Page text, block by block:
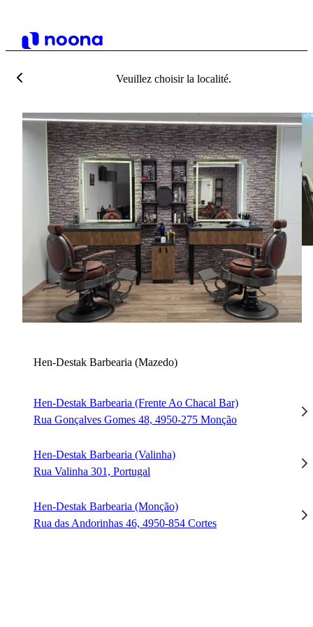
Veuillez choisir la localité.
H
Hen-Destak Barbearia (Mazedo)
Hen-Destak Barbearia (Frente Ao Chacal Bar)
Rua Gonçalves Gomes 48, 4950-275 Monção
Hen-Destak Barbearia (Valinha)
Rua Valinha 301, Portugal
Hen-Destak Barbearia (Monção)
Rua das Andorinhas 46, 4950-854 Cortes